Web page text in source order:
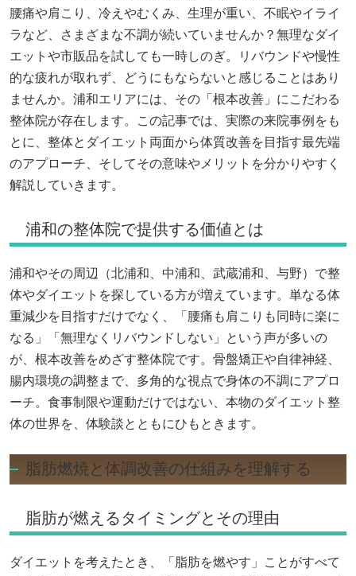
腰痛や肩こり、冷えやむくみ、生理が重い、不眠やイライ
ラなど、さまざまな不調が続いていませんか？無理なダイ
エットや市販品を試しても一時しのぎ。リバウンドや慢性
的な疲れが取れず、どうにもならないと感じることはあり
ませんか。浦和エリアには、その「根本改善」にこだわる
整体院が存在します。この記事では、実際の来院事例をも
とに、整体とダイエット両面から体質改善を目指す最先端
のアプローチ、そしてその意味やメリットを分かりやすく
解説していきます。
浦和の整体院で提供する価値とは
浦和やその周辺（北浦和、中浦和、武蔵浦和、与野）で整
体やダイエットを探している方が増えています。単なる体
重減少を目指すだけでなく、「腰痛も肩こりも同時に楽に
なる」「無理なくリバウンドしない」という声が多いの
が、根本改善をめざす整体院です。骨盤矯正や自律神経、
腸内環境の調整まで、多角的な視点で身体の不調にアプロ
ーチ。食事制限や運動だけではない、本物のダイエット整
体の世界を、体験談とともにひもときます。
脂肪燃焼と体調改善の仕組みを理解する
脂肪が燃えるタイミングとその理由
ダイエットを考えたとき、「脂肪を燃やす」ことがすべて